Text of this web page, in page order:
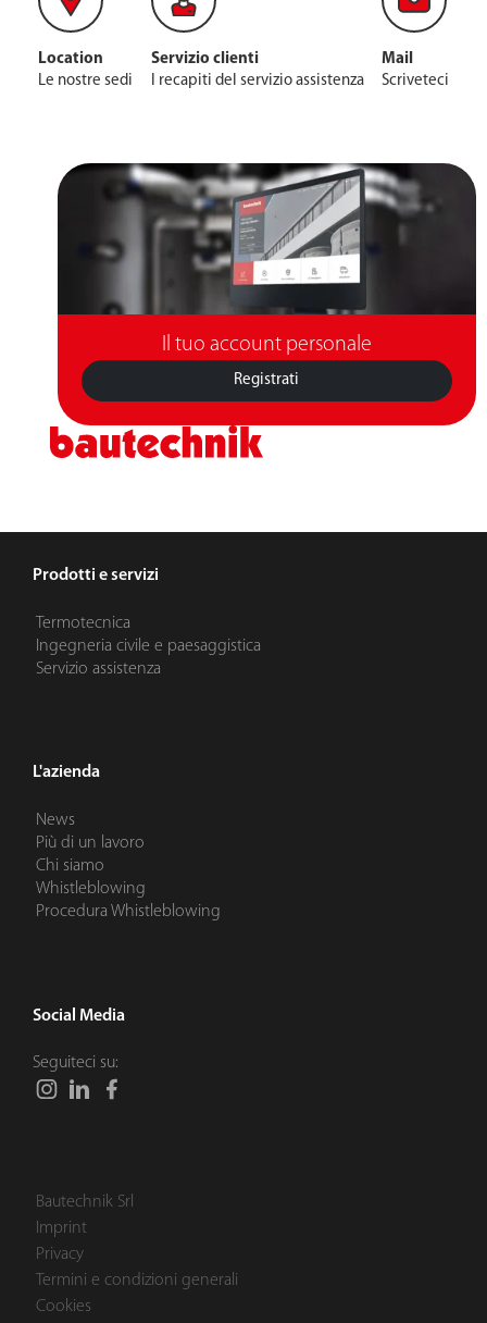
Location
Le nostre sedi
Servizio clienti
I recapiti del servizio assistenza
Mail
Scriveteci
Il tuo account personale
Registrati
Prodotti e servizi
Termotecnica
Ingegneria civile e paesaggistica
Servizio assistenza
L'azienda
News
Più di un lavoro
Chi siamo
Whistleblowing
Procedura Whistleblowing
Social Media
Seguiteci su:
Bautechnik Srl
Imprint
Privacy
Termini e condizioni generali
Cookies